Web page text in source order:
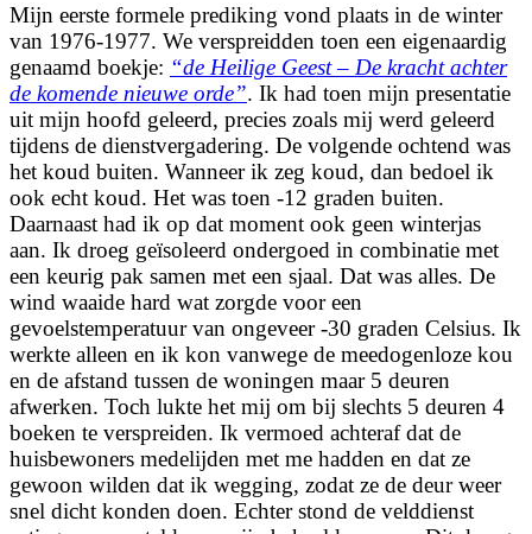
Mijn eerste formele prediking vond plaats in de winter
van 1976-1977. We verspreidden toen een eigenaardig
genaamd boekje: “de Heilige Geest – De kracht achter
de komende nieuwe orde”. Ik had toen mijn presentatie
uit mijn hoofd geleerd, precies zoals mij werd geleerd
tijdens de dienstvergadering. De volgende ochtend was
het koud buiten. Wanneer ik zeg koud, dan bedoel ik
ook echt koud. Het was toen -12 graden buiten.
Daarnaast had ik op dat moment ook geen winterjas
aan. Ik droeg geïsoleerd ondergoed in combinatie met
een keurig pak samen met een sjaal. Dat was alles. De
wind waaide hard wat zorgde voor een
gevoelstemperatuur van ongeveer -30 graden Celsius. Ik
werkte alleen en ik kon vanwege de meedogenloze kou
en de afstand tussen de woningen maar 5 deuren
afwerken. Toch lukte het mij om bij slechts 5 deuren 4
boeken te verspreiden. Ik vermoed achteraf dat de
huisbewoners medelijden met me hadden en dat ze
gewoon wilden dat ik wegging, zodat ze de deur weer
snel dicht konden doen. Echter stond de velddienst